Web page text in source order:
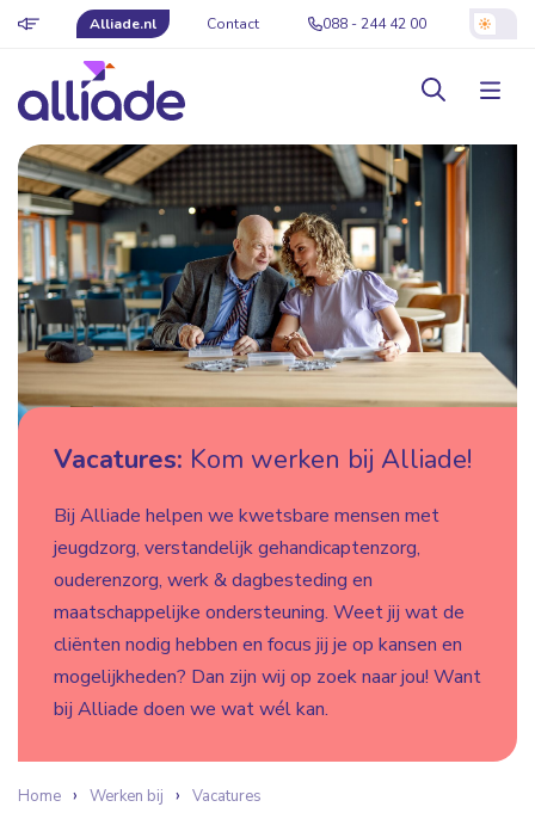
Alliade.nl Contact 088 - 244 42 00
Vacatures: Kom werken bij Alliade!
Bij Alliade helpen we kwetsbare mensen met
jeugdzorg, verstandelijk gehandicaptenzorg,
ouderenzorg, werk & dagbesteding en
maatschappelijke ondersteuning. Weet jij wat de
cliënten nodig hebben en focus jij je op kansen en
mogelijkheden? Dan zijn wij op zoek naar jou! Want
bij Alliade doen we wat wél kan.
Home Werken bij Vacatures